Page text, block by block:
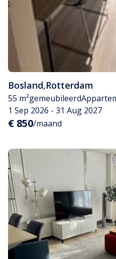
Bosland,Rotterdam
55 m²gemeubileerd
1 Sep 2026 - 31 Aug 2027
€ 850/maand